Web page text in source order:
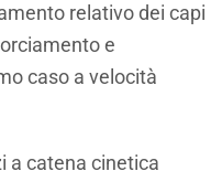
relativo dei capi
e
caso a velocità
a catena cinetica